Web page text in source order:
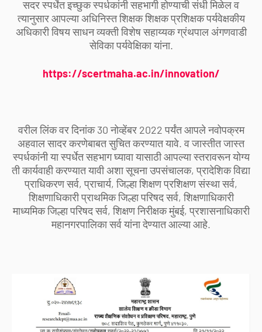
सदर स्पर्धेत इच्छुक स्पर्धकांनी सहभागी होण्याची संधी मिळेल व
त्यानुसार आपल्या अधिनिस्त शिक्षक शिक्षक प्रशिक्षक पर्यवेक्षकीय
अधिकारी विषय साधन व्यक्ती विशेष सहाय्यक ग्रंथपाल अंगणवाडी
सेविका पर्यवेक्षिका यांना.
https://scertmaha.ac.in/innovation/
वरील लिंक वर दिनांक 30 नोव्हेंबर 2022 पर्यंत आपले नवोपक्रम
अहवाल सादर करणेबाबत सुचित करण्यात यावे. व जास्तीत जास्त
स्पर्धकांनी या स्पर्धेत सहभाग घ्यावा यासाठी आपल्या स्तरावरून योग्य
ती कार्यवाही करण्यात यावी अशा सूचना उपसंचालक, प्रादेशिक विद्या
प्राधिकरण सर्व, प्राचार्य, जिल्हा शिक्षण प्रशिक्षण संस्था सर्व,
शिक्षणाधिकारी प्राथमिक जिल्हा परिषद सर्व, शिक्षणाधिकारी
माध्यमिक जिल्हा परिषद सर्व, शिक्षण निरीक्षक मुंबई, प्रशासनाधिकारी
महानगरपालिका सर्व यांना देण्यात आल्या आहे.